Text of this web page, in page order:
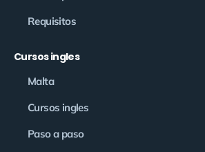
Requisitos
Cursos ingles
Malta
Cursos ingles
Paso a paso